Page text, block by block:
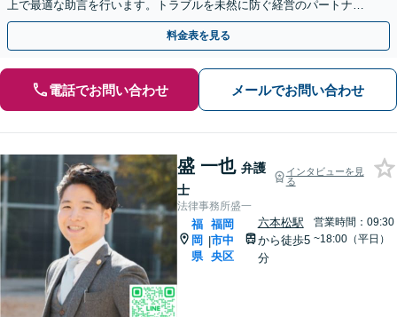
上で最適な助言を行います。トラブルを未然に防ぐ経営のパートナー
として伴走します【夜間・休日相談可】【赤坂駅3分】
料金表を見る
電話でお問い合わせ メールでお問い合わせ
盛 一也 弁護
士
インタビューを見
る
法律事務所盛一
福
岡
県
|
福岡
市中
央区
六本松駅
から徒歩5
分
営業時間：09:30
~18:00（平日）